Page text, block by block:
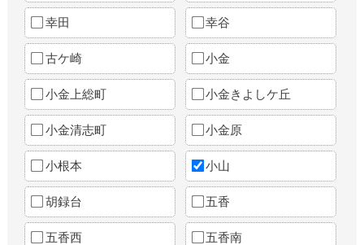
幸田 幸谷
古ケ崎 小金
小金上総町 小金きよしケ丘
小金清志町 小金原
小根本 小山
胡録台 五香
五香西 五香南